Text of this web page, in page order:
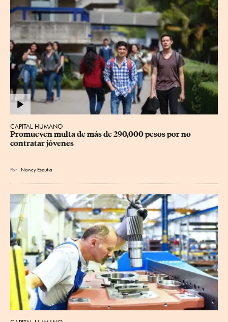
CAPITAL HUMANO
Promueven multa de más de 290,000 pesos por no
contratar jóvenes
Por Nancy Escutia